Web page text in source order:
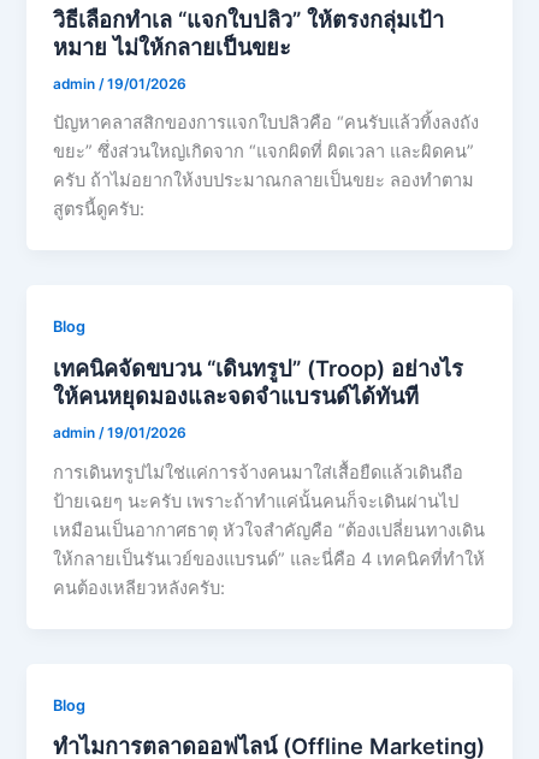
วิธีเลือกทำเล “แจกใบปลิว” ให้ตรงกลุ่มเป้า
หมาย ไม่ให้กลายเป็นขยะ
admin /19/01/2026
ปัญหาคลาสสิกของการแจกใบปลิวคือ “คนรับแล้วทิ้งลงถัง
ขยะ” ซึ่งส่วนใหญ่เกิดจาก “แจกผิดที่ ผิดเวลา และผิดคน”
ครับ ถ้าไม่อยากให้งบประมาณกลายเป็นขยะ ลองทำตาม
สูตรนี้ดูครับ:
Blog
เทคนิคจัดขบวน “เดินทรูป” (Troop) อย่างไร
ให้คนหยุดมองและจดจำแบรนด์ได้ทันที
admin/19/01/2026
การเดินทรูปไม่ใช่แค่การจ้างคนมาใส่เสื้อยืดแล้วเดินถือ
ป้ายเฉยๆ นะครับ เพราะถ้าทำแค่นั้นคนก็จะเดินผ่านไป
เหมือนเป็นอากาศธาตุ หัวใจสำคัญคือ “ต้องเปลี่ยนทางเดิน
ให้กลายเป็นรันเวย์ของแบรนด์” และนี่คือ 4 เทคนิคที่ทำให้
คนต้องเหลียวหลังครับ:
Blog
ทำไมการตลาดออฟไลน์ (Offline Marketing)